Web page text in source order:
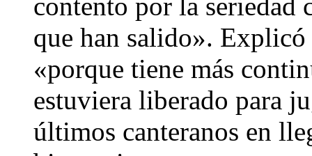
que han salido».
«porque tiene más
estuviera liberado para
últimos canteranos en